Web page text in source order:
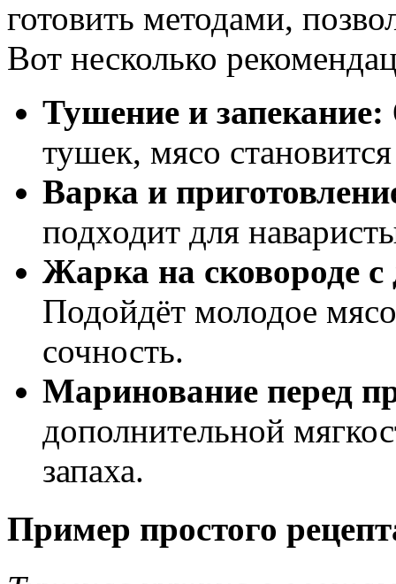
готовить методами,
Вот несколько
Тушение и запекание:
тушек, мясо
Варка и
подходит для
Жарка на сковороде
Подойдёт молодое
сочность.
Маринование перед
дополнительной
запаха.
Пример простого